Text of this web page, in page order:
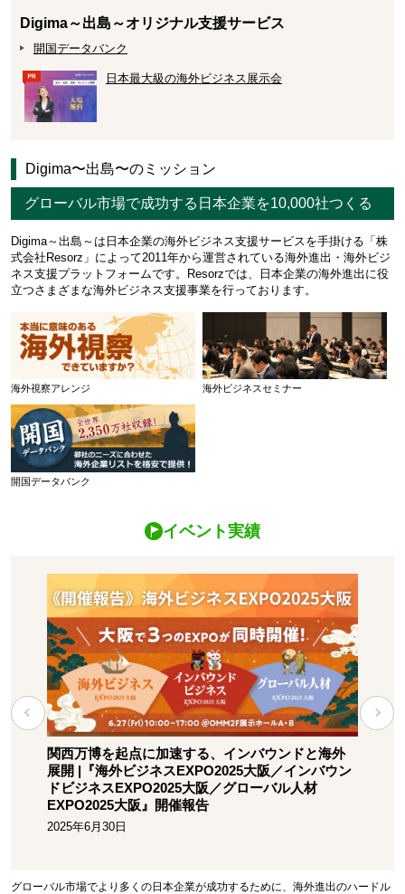
Digima～出島～オリジナル支援サービス
開国データバンク
日本最大級の海外ビジネス展示会
Digima〜出島〜のミッション
グローバル市場で成功する日本企業を10,000社つくる
Digima～出島～は日本企業の海外ビジネス支援サービスを手掛ける「株
式会社Resorz」によって2011年から運営されている海外進出・海外ビジ
ネス支援プラットフォームです。Resorzでは、日本企業の海外進出に役
立つさまざまな海外ビジネス支援事業を行っております。
海外視察アレンジ 海外ビジネスセミナー
開国データバンク
イベント実績
関西万博を起点に加速する、インバウンドと海外
展開 |『海外ビジネスEXPO2025大阪／インバウン
ドビジネスEXPO2025大阪／グローバル人材
EXPO2025大阪』開催報告
2025年6月30日
グローバル市場でより多くの日本企業が成功するために、海外進出のハードル